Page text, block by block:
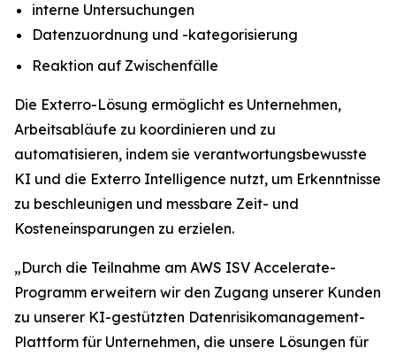
interne Untersuchungen
Datenzuordnung und -kategorisierung
Reaktion auf Zwischenfälle
Die Exterro-Lösung ermöglicht es Unternehmen,
Arbeitsabläufe zu koordinieren und zu
automatisieren, indem sie verantwortungsbewusste
KI und die Exterro Intelligence nutzt, um Erkenntnisse
zu beschleunigen und messbare Zeit- und
Kosteneinsparungen zu erzielen.
„Durch die Teilnahme am AWS ISV Accelerate-
Programm erweitern wir den Zugang unserer Kunden
zu unserer KI-gestützten Datenrisikomanagement-
Plattform für Unternehmen, die unsere Lösungen für